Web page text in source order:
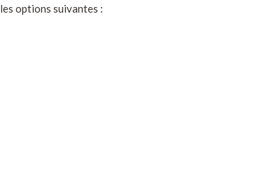
options suivantes :